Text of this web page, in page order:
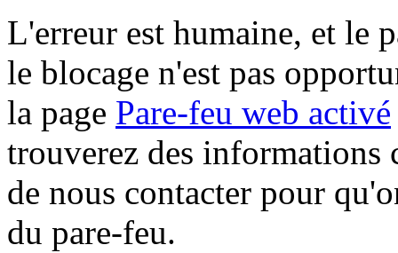
L'erreur est humaine, et le
le blocage n'est pas
la page Pare-feu web activé
trouverez des informations
de nous contacter pour
du pare-feu.